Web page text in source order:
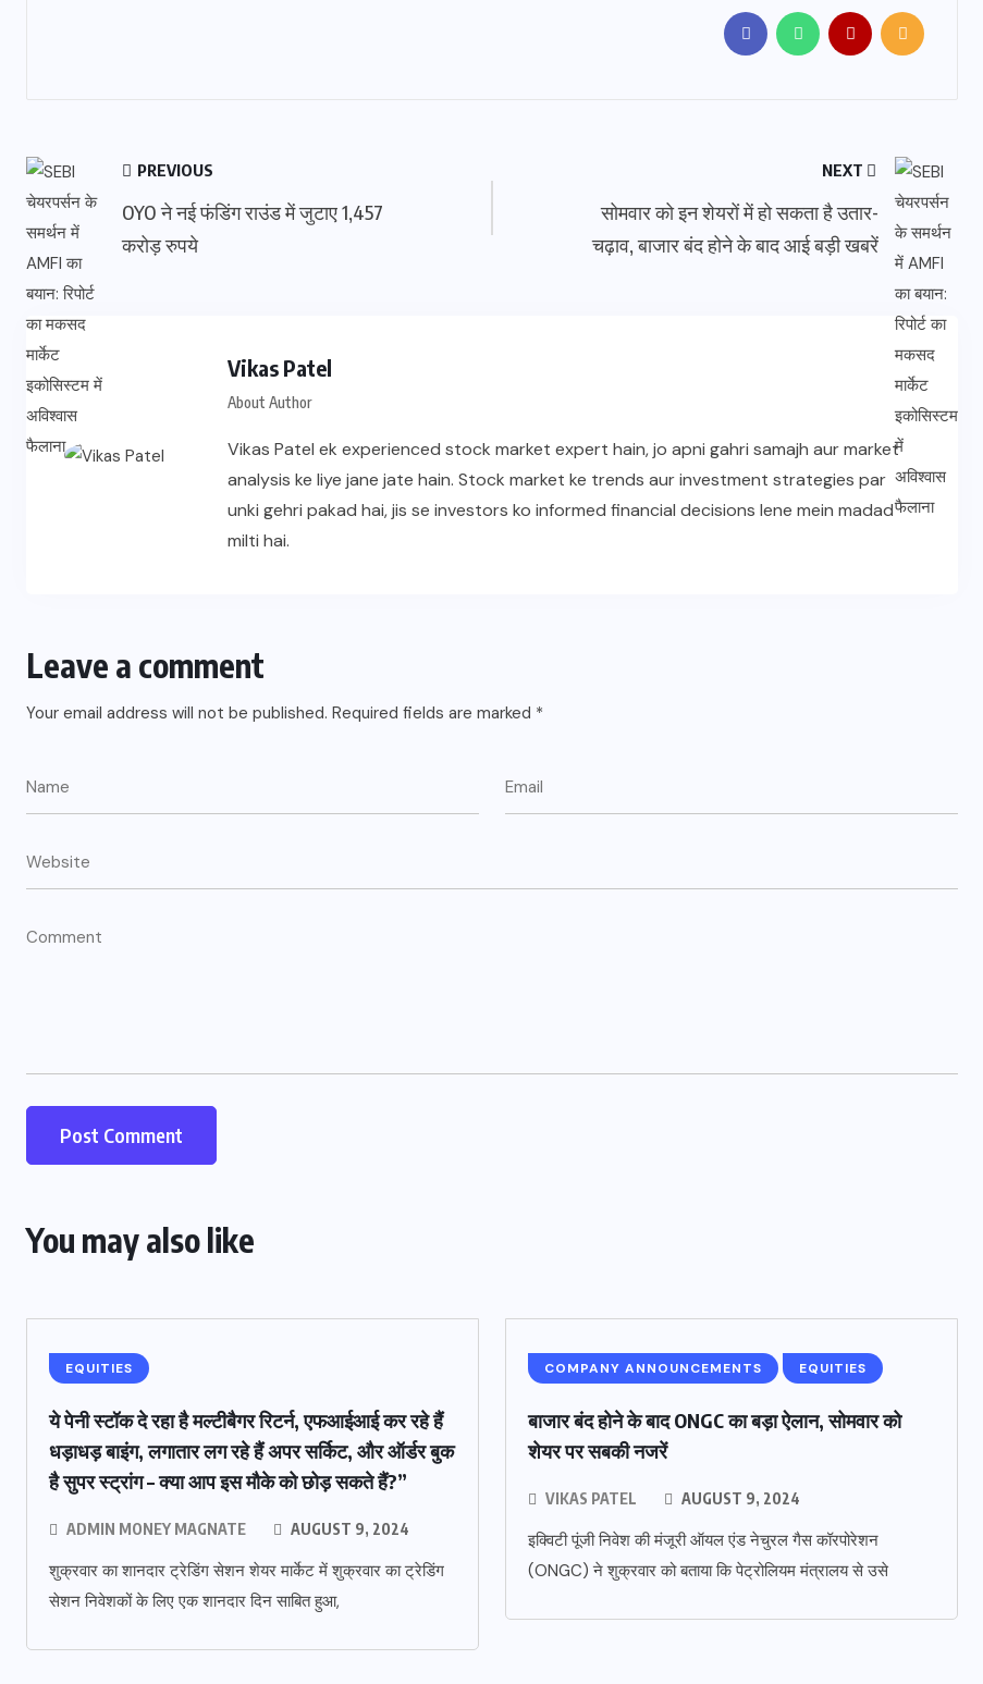
PREVIOUS
OYO ने नई फंडिंग राउंड में जुटाए 1,457
करोड़ रुपये
NEXT
सोमवार को इन शेयरों में हो सकता है उतार-
चढ़ाव, बाजार बंद होने के बाद आई बड़ी खबरें
Vikas Patel
About Author
Vikas Patel ek experienced stock market expert hain, jo apni gahri samajh aur market
analysis ke liye jane jate hain. Stock market ke trends aur investment strategies par
unki gehri pakad hai, jis se investors ko informed financial decisions lene mein madad
milti hai.
Leave a comment
Your email address will not be published. Required fields are marked *
You may also like
EQUITIES
ये पेनी स्टॉक दे रहा है मल्टीबैगर रिटर्न, एफआईआई कर रहे हैं
धड़ाधड़ बाइंग, लगातार लग रहे हैं अपर सर्किट, और ऑर्डर बुक
है सुपर स्ट्रांग – क्या आप इस मौके को छोड़ सकते हैं?”
ADMIN MONEY MAGNATE AUGUST 9, 2024
शुक्रवार का शानदार ट्रेडिंग सेशन शेयर मार्केट में शुक्रवार का ट्रेडिंग
सेशन निवेशकों के लिए एक शानदार दिन साबित हुआ,
COMPANY ANNOUNCEMENTS EQUITIES
बाजार बंद होने के बाद ONGC का बड़ा ऐलान, सोमवार को
शेयर पर सबकी नजरें
VIKAS PATEL AUGUST 9, 2024
इक्विटी पूंजी निवेश की मंजूरी ऑयल एंड नेचुरल गैस कॉरपोरेशन
(ONGC) ने शुक्रवार को बताया कि पेट्रोलियम मंत्रालय से उसे